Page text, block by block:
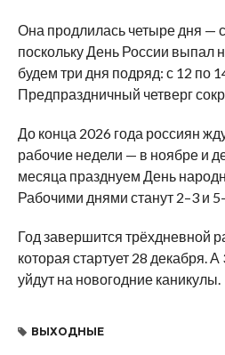
Она продлилась четыре дня —
поскольку День России выпал
будем три дня подряд: с 12 по
Предпраздничный четверг
До конца 2026 года россиян
рабочие недели — в ноябре и
месяца празднуем День
Рабочими днями станут 2–3 и
Год завершится трёхдневной
которая стартует 28 декабря.
уйдут на новогодние каникулы.
ВЫХОДНЫЕ